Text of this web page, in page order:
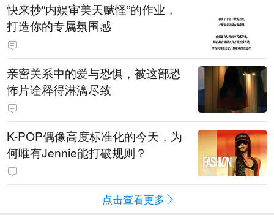
快来抄“内娱审美天赋怪”的作业，
打造你的专属氛围感
亲密关系中的爱与恐惧，被这部恐
怖片诠释得淋漓尽致
K-POP偶像高度标准化的今天，为
何唯有Jennie能打破规则？
点击查看更多